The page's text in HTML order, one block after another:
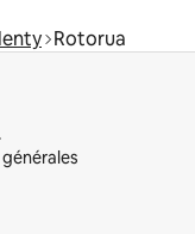
Rotorua